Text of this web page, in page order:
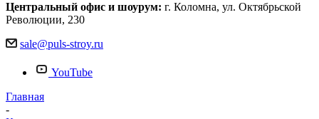
Центральный офис и шоурум: г. Коломна, ул. Октябрьской
Революции, 230
sale@puls-stroy.ru
YouTube
Главная
-